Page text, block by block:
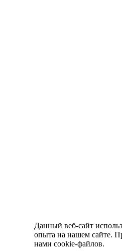
Данный веб-сайт
опыта на нашем сайте.
нами cookie-файлов.